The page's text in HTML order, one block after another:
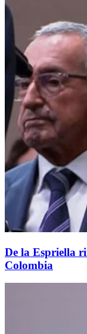
De la Espriella
Colombia